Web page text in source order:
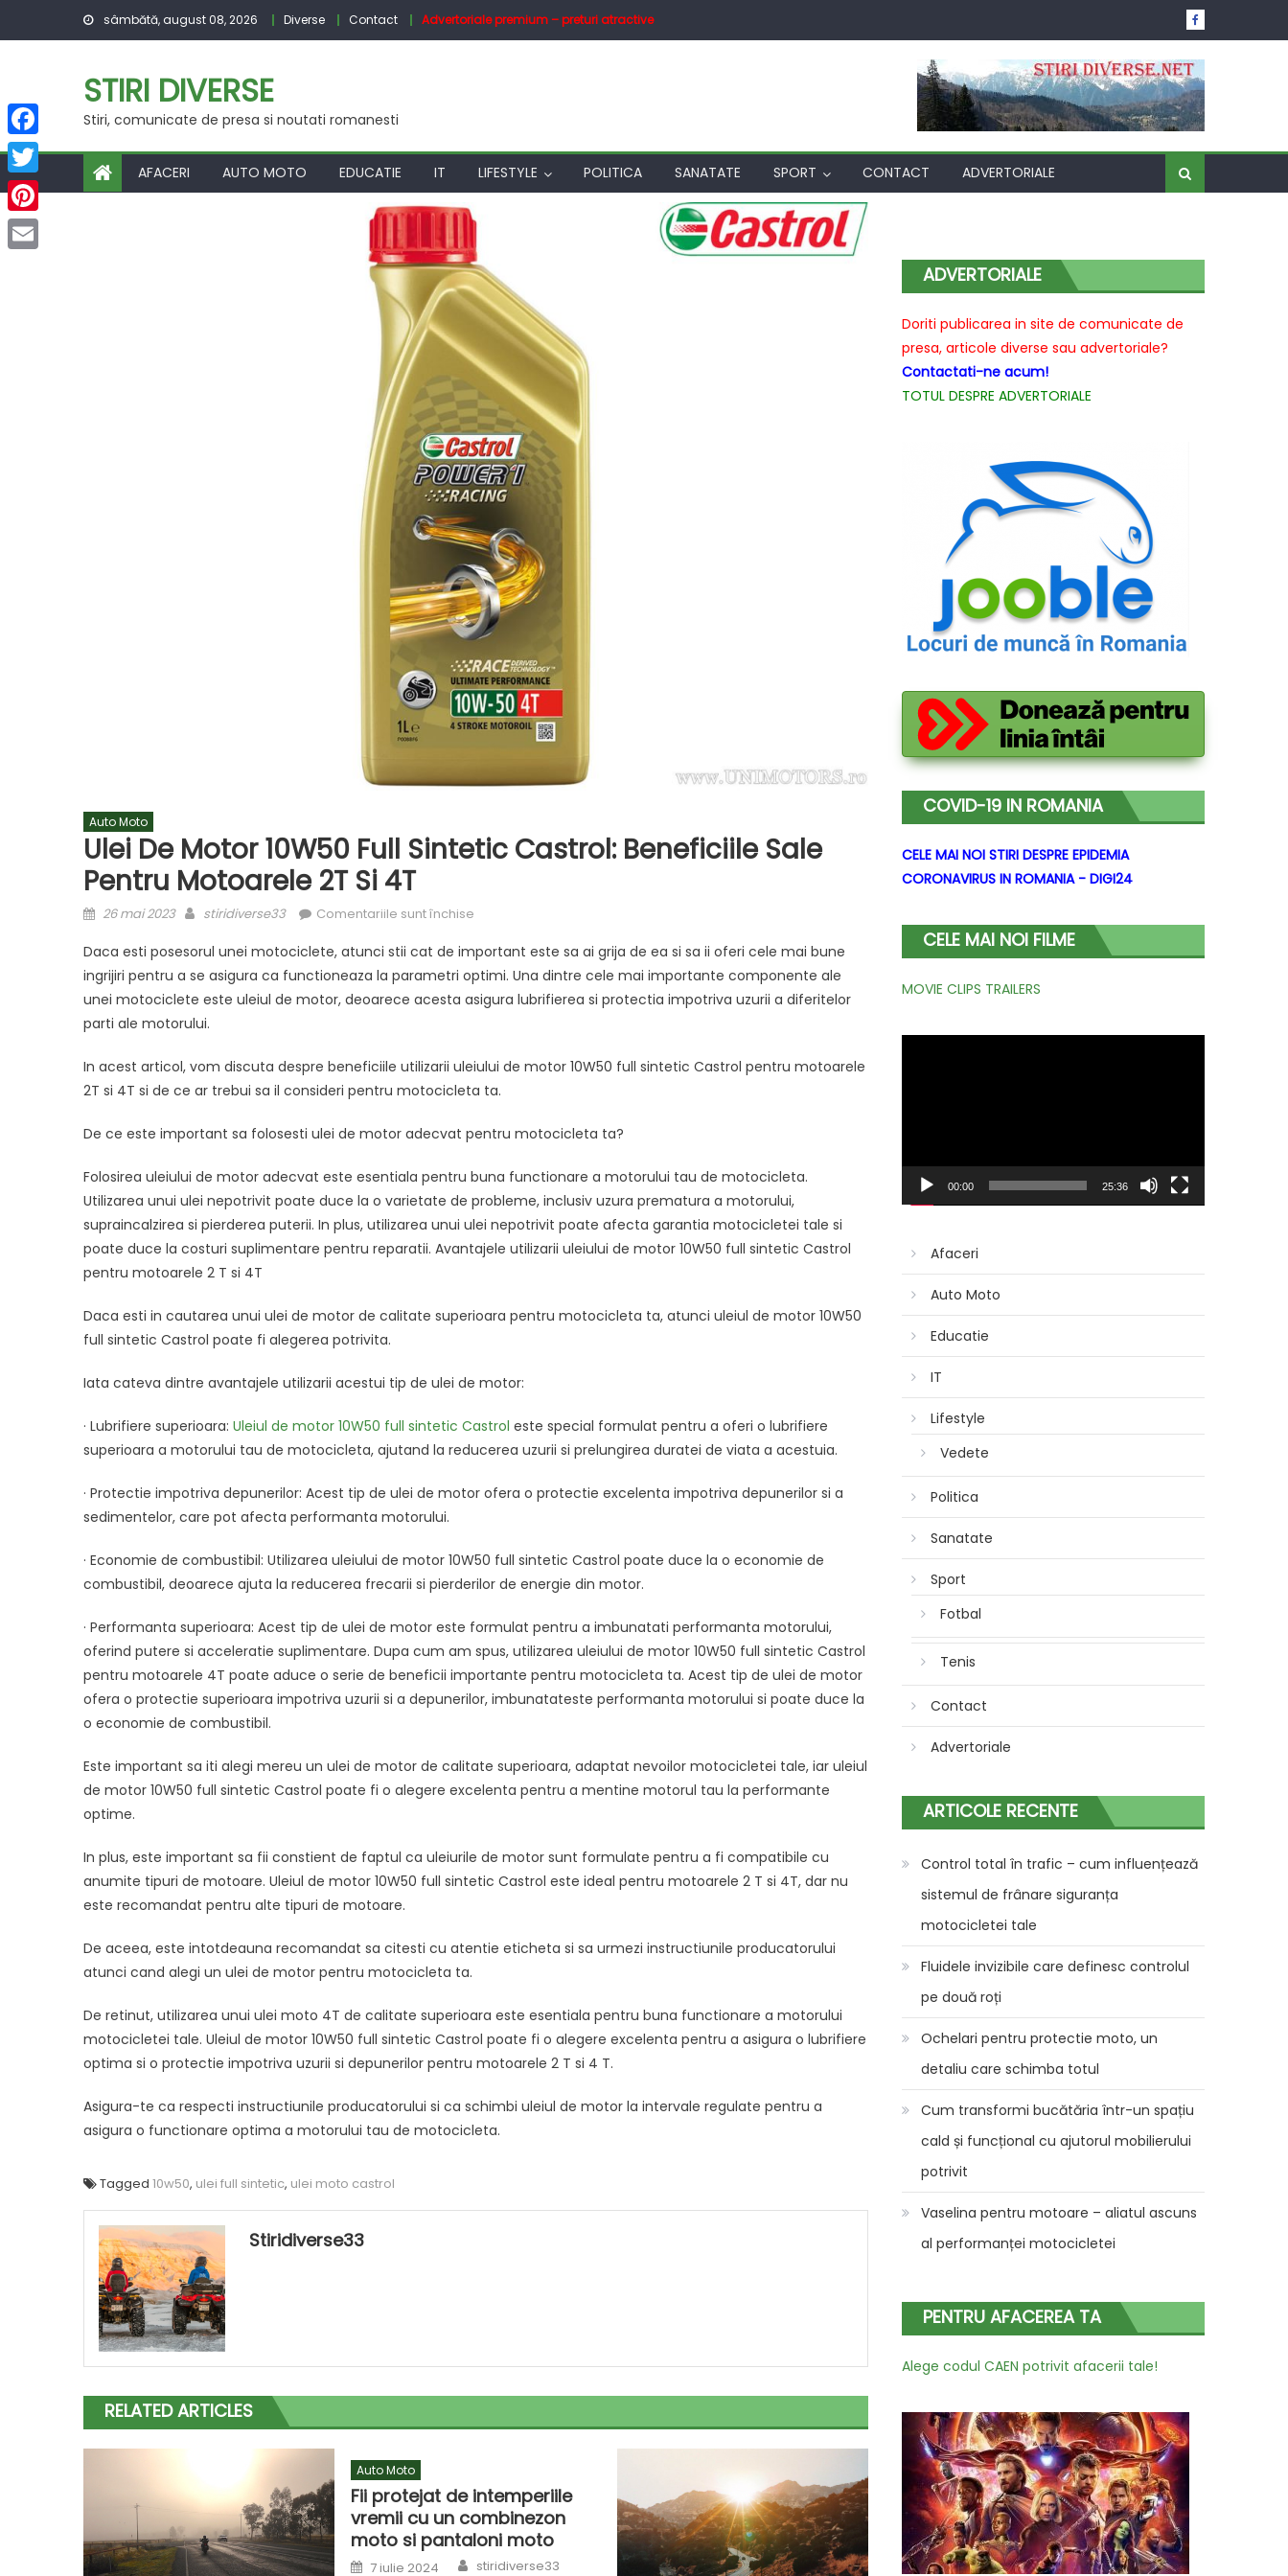
sâmbătă, august 08, 2026 Diverse Contact Advertoriale premium – preturi atractive
STIRI DIVERSE
Stiri, comunicate de presa si noutati romanesti
AFACERI AUTO MOTO EDUCATIE IT LIFESTYLE POLITICA SANATATE SPORT CONTACT ADVERTORIALE
Auto Moto
Ulei De Motor 10W50 Full Sintetic Castrol: Beneficiile Sale
Pentru Motoarele 2T Si 4T
Posted
26 mai 2023 Author
stiridiverse33 Comentariile sunt închise
de
motor
10W50
Castrol:
beneficiile
pentru
2T
si
4T
Daca esti posesorul unei motociclete, atunci stii cat de important este sa ai grija de ea si sa ii oferi cele mai bune
ingrijiri pentru a se asigura ca functioneaza la parametri optimi. Una dintre cele mai importante componente ale
unei motociclete este uleiul de motor, deoarece acesta asigura lubrifierea si protectia impotriva uzurii a diferitelor
parti ale motorului.
In acest articol, vom discuta despre beneficiile utilizarii uleiului de motor 10W50 full sintetic Castrol pentru motoarele
2T si 4T si de ce ar trebui sa il consideri pentru motocicleta ta.
De ce este important sa folosesti ulei de motor adecvat pentru motocicleta ta?
Folosirea uleiului de motor adecvat este esentiala pentru buna functionare a motorului tau de motocicleta.
Utilizarea unui ulei nepotrivit poate duce la o varietate de probleme, inclusiv uzura prematura a motorului,
supraincalzirea si pierderea puterii. In plus, utilizarea unui ulei nepotrivit poate afecta garantia motocicletei tale si
poate duce la costuri suplimentare pentru reparatii. Avantajele utilizarii uleiului de motor 10W50 full sintetic Castrol
pentru motoarele 2 T si 4T
Daca esti in cautarea unui ulei de motor de calitate superioara pentru motocicleta ta, atunci uleiul de motor 10W50
full sintetic Castrol poate fi alegerea potrivita.
Iata cateva dintre avantajele utilizarii acestui tip de ulei de motor:
· Lubrifiere superioara: Uleiul de motor 10W50 full sintetic Castrol este special formulat pentru a oferi o lubrifiere
superioara a motorului tau de motocicleta, ajutand la reducerea uzurii si prelungirea duratei de viata a acestuia.
· Protectie impotriva depunerilor: Acest tip de ulei de motor ofera o protectie excelenta impotriva depunerilor si a
sedimentelor, care pot afecta performanta motorului.
· Economie de combustibil: Utilizarea uleiului de motor 10W50 full sintetic Castrol poate duce la o economie de
combustibil, deoarece ajuta la reducerea frecarii si pierderilor de energie din motor.
· Performanta superioara: Acest tip de ulei de motor este formulat pentru a imbunatati performanta motorului,
oferind putere si acceleratie suplimentare. Dupa cum am spus, utilizarea uleiului de motor 10W50 full sintetic Castrol
pentru motoarele 4T poate aduce o serie de beneficii importante pentru motocicleta ta. Acest tip de ulei de motor
ofera o protectie superioara impotriva uzurii si a depunerilor, imbunatateste performanta motorului si poate duce la
o economie de combustibil.
Este important sa iti alegi mereu un ulei de motor de calitate superioara, adaptat nevoilor motocicletei tale, iar uleiul
de motor 10W50 full sintetic Castrol poate fi o alegere excelenta pentru a mentine motorul tau la performante
optime.
In plus, este important sa fii constient de faptul ca uleiurile de motor sunt formulate pentru a fi compatibile cu
anumite tipuri de motoare. Uleiul de motor 10W50 full sintetic Castrol este ideal pentru motoarele 2 T si 4T, dar nu
este recomandat pentru alte tipuri de motoare.
De aceea, este intotdeauna recomandat sa citesti cu atentie eticheta si sa urmezi instructiunile producatorului
atunci cand alegi un ulei de motor pentru motocicleta ta.
De retinut, utilizarea unui ulei moto 4T de calitate superioara este esentiala pentru buna functionare a motorului
motocicletei tale. Uleiul de motor 10W50 full sintetic Castrol poate fi o alegere excelenta pentru a asigura o lubrifiere
optima si o protectie impotriva uzurii si depunerilor pentru motoarele 2 T si 4 T.
Asigura-te ca respecti instructiunile producatorului si ca schimbi uleiul de motor la intervale regulate pentru a
asigura o functionare optima a motorului tau de motocicleta.
Tagged 10w50, ulei full sintetic, ulei moto castrol
Stiridiverse33
RELATED ARTICLES
Auto Moto
Fii protejat de intemperiile
vremii cu un combinezon
moto si pantaloni moto
Posted
7 iulie 2024 Author
stiridiverse33
ADVERTORIALE
Doriti publicarea in site de comunicate de
presa, articole diverse sau advertoriale?
Contactati-ne acum!
TOTUL DESPRE ADVERTORIALE
COVID-19 IN ROMANIA
CELE MAI NOI STIRI DESPRE EPIDEMIA
CORONAVIRUS IN ROMANIA - DIGI24
CELE MAI NOI FILME
MOVIE CLIPS TRAILERS
00:00 25:36
Afaceri
Auto Moto
Educatie
IT
Lifestyle
Vedete
Politica
Sanatate
Sport
Fotbal
Tenis
Contact
Advertoriale
ARTICOLE RECENTE
Control total în trafic – cum influențează
sistemul de frânare siguranța
motocicletei tale
Fluidele invizibile care definesc controlul
pe două roți
Ochelari pentru protectie moto, un
detaliu care schimba totul
Cum transformi bucătăria într-un spațiu
cald și funcțional cu ajutorul mobilierului
potrivit
Vaselina pentru motoare – aliatul ascuns
al performanței motocicletei
PENTRU AFACEREA TA
Alege codul CAEN potrivit afacerii tale!
Facebook
Twitter
Pinterest